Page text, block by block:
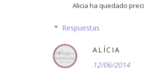
Alicia ha quedado
Respuestas
ALÍCIA
12/06/2014